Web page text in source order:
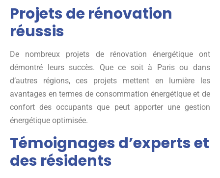
Projets de rénovation
réussis
De nombreux projets de rénovation énergétique ont
démontré leurs succès. Que ce soit à Paris ou dans
d’autres régions, ces projets mettent en lumière les
avantages en termes de consommation énergétique et de
confort des occupants que peut apporter une gestion
énergétique optimisée.
Témoignages d’experts et
des résidents